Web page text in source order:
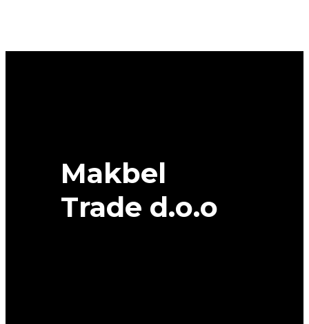
Makbel
Trade d.o.o